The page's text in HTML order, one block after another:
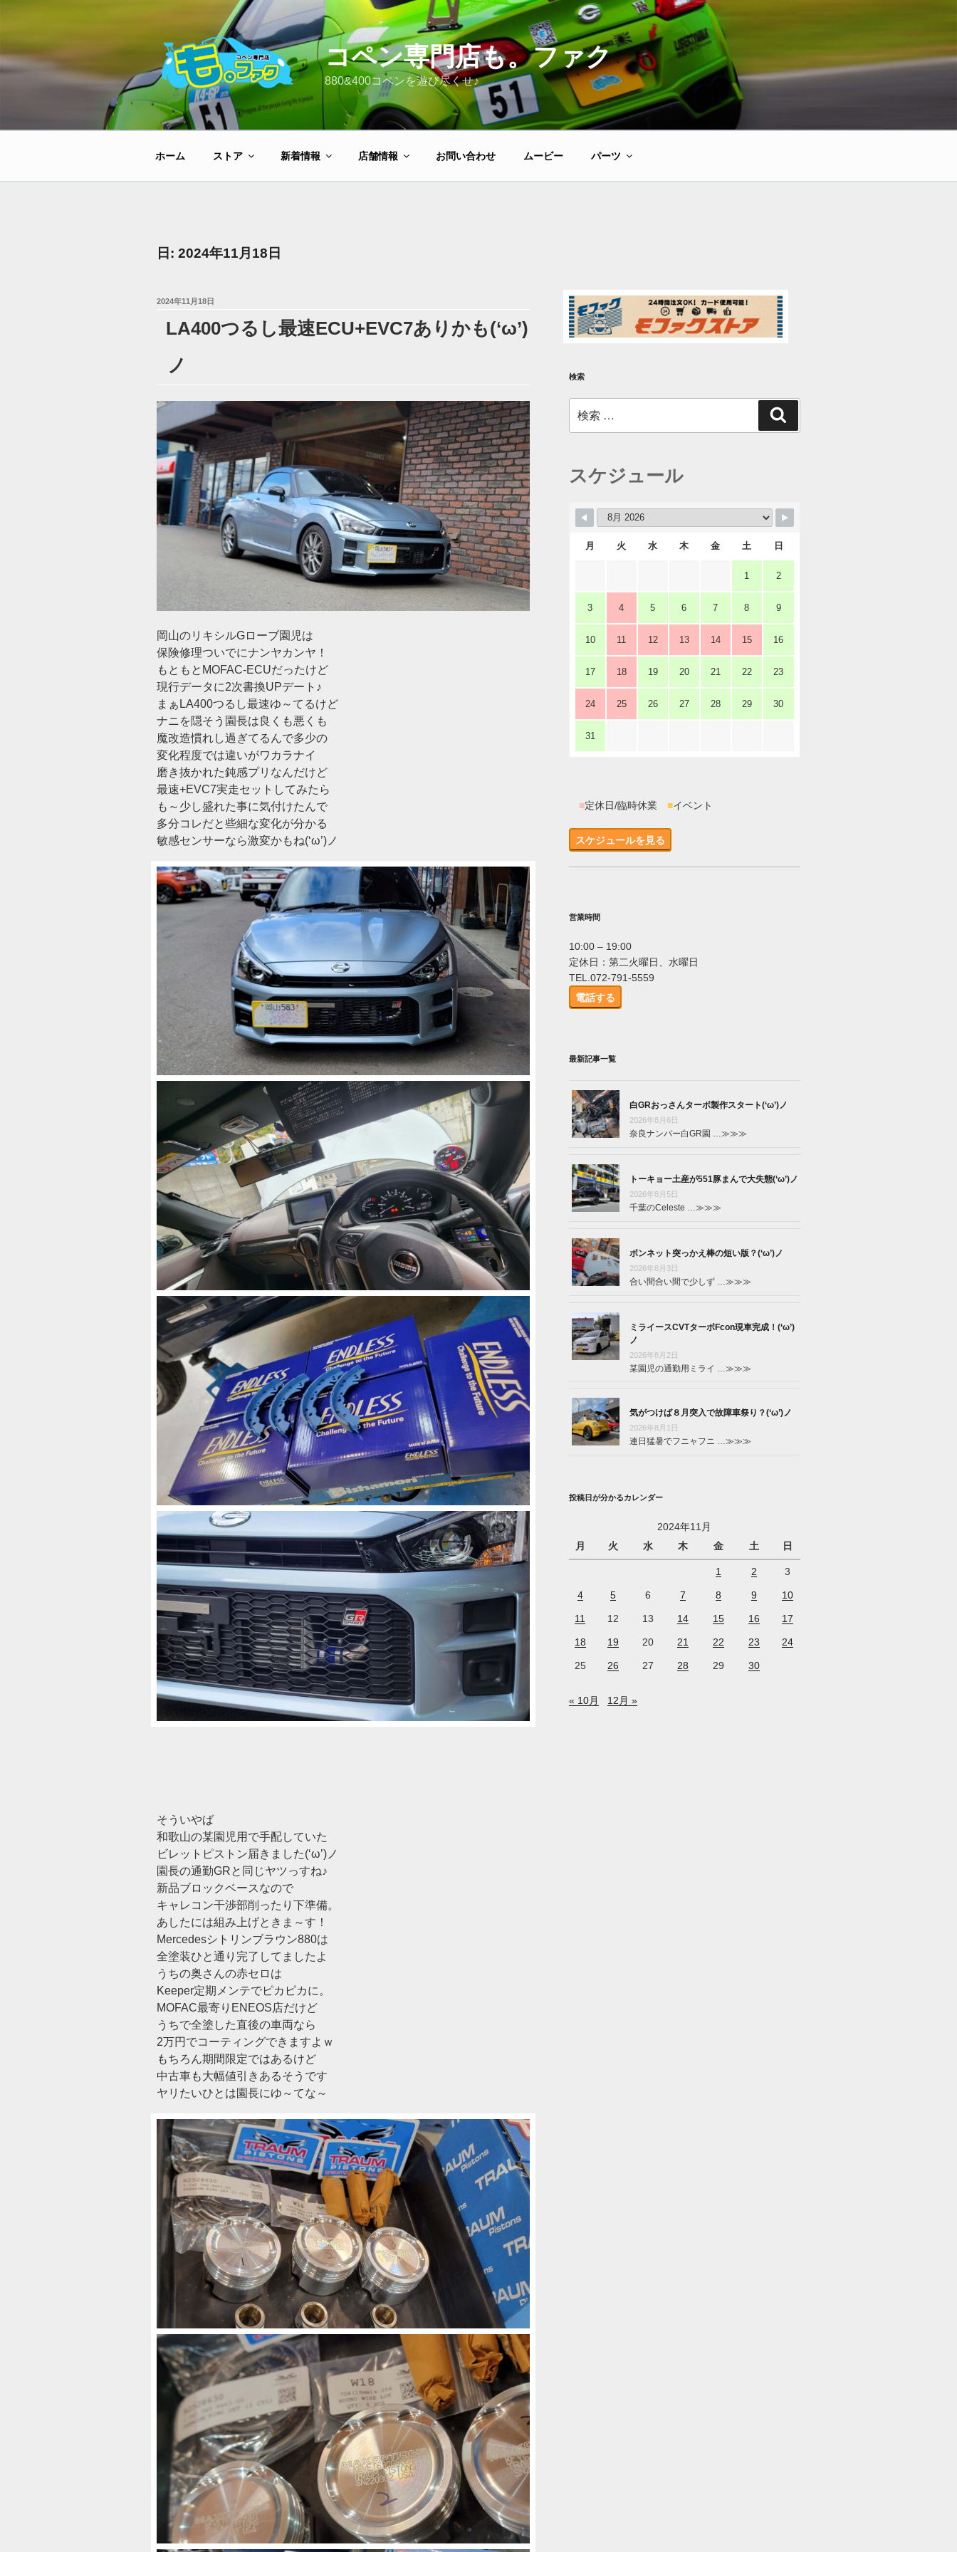
ン
ツ
キ
コペン専門店も。ファク
880&400コペンを遊び尽くせ♪
ホーム ストア 新着情報 店舗情報 お問い合わせ ムービー パーツ
日: 2024年11月18日
投
2024年11月18日
LA400つるし最速ECU+EVC7ありかも(‘ω’)
ノ
岡山のリキシルGローブ園児は
保険修理ついでにナンヤカンヤ！
もともとMOFAC-ECUだったけど
現行データに2次書換UPデート♪
まぁLA400つるし最速ゆ～てるけど
ナニを隠そう園長は良くも悪くも
魔改造慣れし過ぎてるんで多少の
変化程度では違いがワカラナイ
磨き抜かれた鈍感プリなんだけど
最速+EVC7実走セットしてみたら
も～少し盛れた事に気付けたんで
多分コレだと些細な変化が分かる
敏感センサーなら激変かもね(‘ω’)ノ
そういやば
和歌山の某園児用で手配していた
ビレットピストン届きました(‘ω’)ノ
園長の通勤GRと同じヤツっすね♪
新品ブロックベースなので
キャレコン干渉部削ったり下準備。
あしたには組み上げときま～す！
Mercedesシトリンブラウン880は
全塗装ひと通り完了してましたよ
うちの奥さんの赤セロは
Keeper定期メンテでピカピカに。
MOFAC最寄りENEOS店だけど
うちで全塗した直後の車両なら
2万円でコーティングできますよｗ
もちろん期間限定ではあるけど
中古車も大幅値引きあるそうです
ヤリたいひとは園長にゆ～てな～
検索
索:
索
スケジュール
月 火 水 木 金 土 日
1 2
3 4 5 6 7 8 9
10 11 12 13 14 15 16
17 18 19 20 21 22 23
24 25 26 27 28 29 30
31
■定休日/臨時休業 ■イベント
スケジュールを見る
営業時間
10:00 – 19:00
定休日：第二火曜日、水曜日
TEL.072-791-5559
電話する
最新記事一覧
白GRおっさんターボ製作スタート(‘ω’)ノ
2026年8月6日
奈良ナンバー白GR園 …≫≫≫
トーキョー土産が551豚まんで大失態(‘ω’)ノ
2026年8月5日
千葉のCeleste …≫≫≫
ボンネット突っかえ棒の短い版？(‘ω’)ノ
2026年8月3日
合い間合い間で少しず …≫≫≫
ミライースCVTターボFcon現車完成！(‘ω’)
ノ
2026年8月2日
某園児の通勤用ミライ …≫≫≫
気がつけば８月突入で故障車祭り？(‘ω’)ノ
2026年8月1日
連日猛暑でフニャフニ …≫≫≫
投稿日が分かるカレンダー
2024年11月
月
火 水 木 金 土 日
1 2 3
4 5 6 7 8 9 10
11 12 13 14 15 16 17
18 19 20 21 22 23 24
25 26 27 28 29 30
« 10月 12月 »